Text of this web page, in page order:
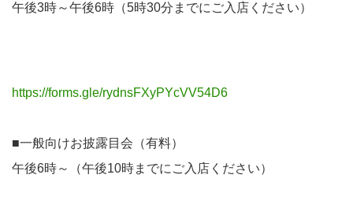
午後3時～午後6時（5時30分までにご入店ください）
https://forms.gle/rydnsFXyPYcVV54D6
■一般向けお披露目会（有料）
午後6時～（午後10時までにご入店ください）